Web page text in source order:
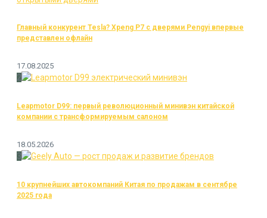
Главный конкурент Tesla? Xpeng P7 с дверями Pengyi впервые
представлен офлайн
17.08.2025
2
Leapmotor D99: первый революционный минивэн китайской
компании с трансформируемым салоном
18.05.2026
3
10 крупнейших автокомпаний Китая по продажам в сентябре
2025 года